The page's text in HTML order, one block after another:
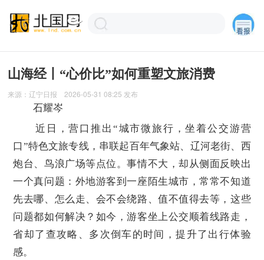
山海经丨“心价比”如何重塑文旅消费
来源：辽宁日报 2026-05-31 08:25 发布
石耀岑
近日，营口推出“城市微旅行，坐着公交游营
口”特色文旅专线，串联起百年气象站、辽河老街、西
炮台、鸟浪广场等点位。事情不大，却从侧面反映出
一个真问题：外地游客到一座陌生城市，常常不知道
先去哪、怎么走、会不会绕路、值不值得去等，这些
问题都如何解决？如今，游客坐上公交顺着线路走，
省却了查攻略、多次倒车的时间，提升了出行体验
感。